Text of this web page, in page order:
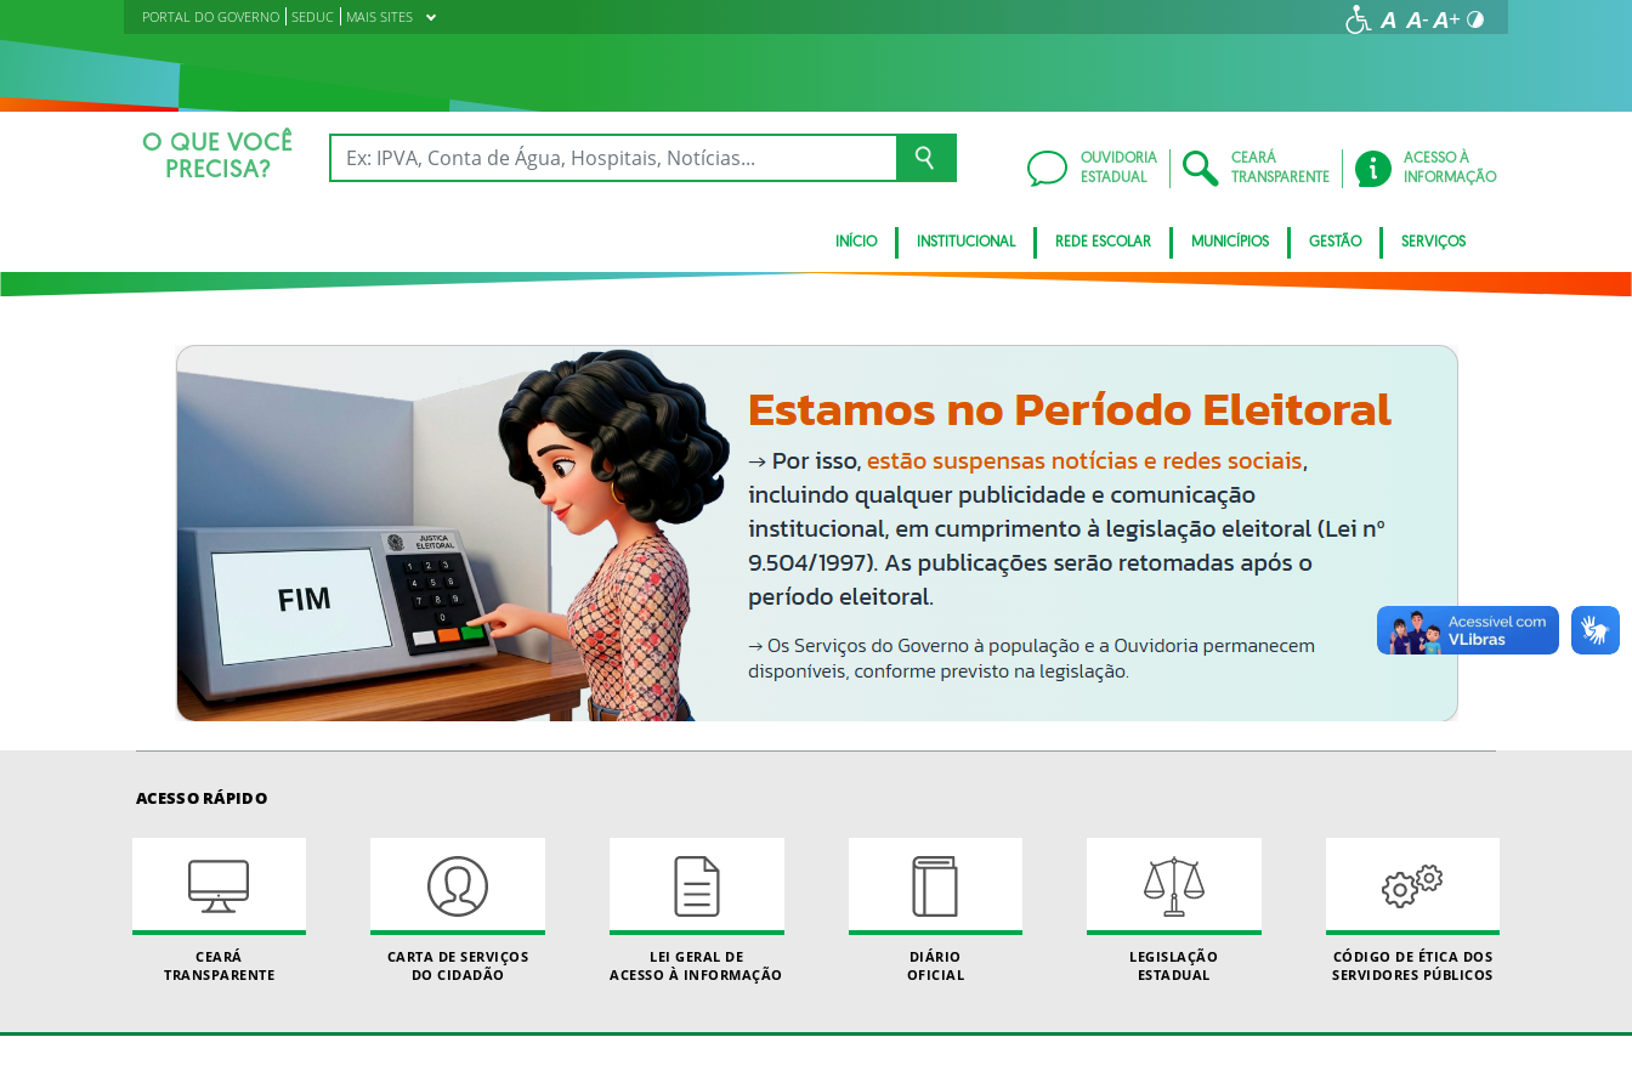
PORTAL DO GOVERNO SEDUC MAIS SITES
O QUE VOCÊ
PRECISA?
OUVIDORIA
ESTADUAL
CEARÁ
TRANSPARENTE
ACESSO À
INFORMAÇÃO
INÍCIO INSTITUCIONAL REDE ESCOLAR MUNICÍPIOS GESTÃO SERVIÇOS
ACESSO RÁPIDO
CEARÁ
TRANSPARENTE
CARTA DE SERVIÇOS
DO CIDADÃO
LEI GERAL DE
ACESSO À INFORMAÇÃO
DIÁRIO
OFICIAL
LEGISLAÇÃO
ESTADUAL
CÓDIGO DE ÉTICA DOS
SERVIDORES PÚBLICOS